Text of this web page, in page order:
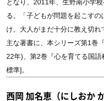
となり、2011年、生野南小学
る。「子どもが問題を起こす
け。大人がまだ十分に教え切れ
主な著書に、本シリーズ第1巻
22年)、第2巻『心を育てる国
標準]。
西岡 加名恵（にしおか